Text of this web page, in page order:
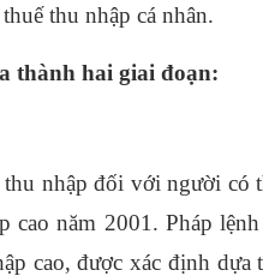
thu nhập cá nhân.
thành hai giai đoạn:
nhập đối với người có
cao năm 2001. Pháp
cao, được xác định dựa